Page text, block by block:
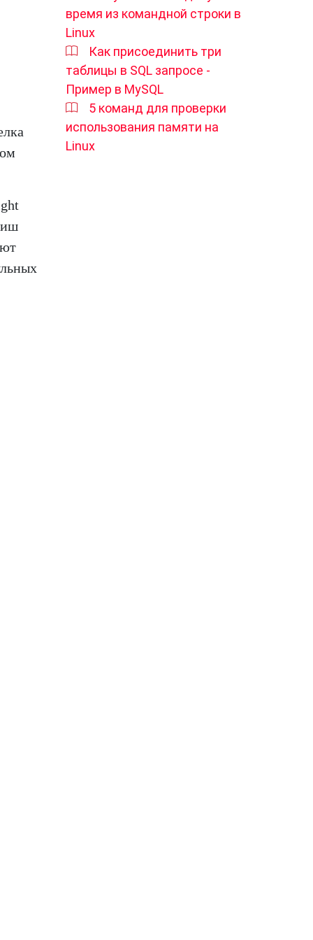
время из командной строки в
Linux
Как присоединить три
таблицы в SQL запросе -
Пример в MySQL
5 команд для проверки
использования памяти на
Linux